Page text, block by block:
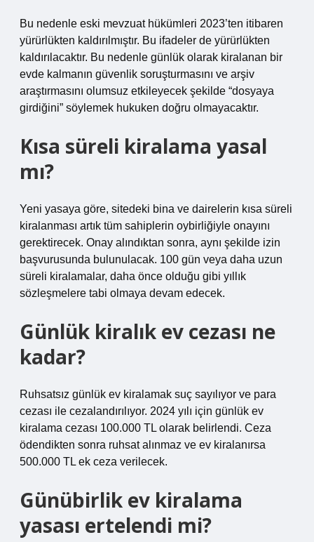
Bu nedenle eski mevzuat hükümleri 2023’ten itibaren
yürürlükten kaldırılmıştır. Bu ifadeler de yürürlükten
kaldırılacaktır. Bu nedenle günlük olarak kiralanan bir
evde kalmanın güvenlik soruşturmasını ve arşiv
araştırmasını olumsuz etkileyecek şekilde “dosyaya
girdiğini” söylemek hukuken doğru olmayacaktır.
Kısa süreli kiralama yasal
mı?
Yeni yasaya göre, sitedeki bina ve dairelerin kısa süreli
kiralanması artık tüm sahiplerin oybirliğiyle onayını
gerektirecek. Onay alındıktan sonra, aynı şekilde izin
başvurusunda bulunulacak. 100 gün veya daha uzun
süreli kiralamalar, daha önce olduğu gibi yıllık
sözleşmelere tabi olmaya devam edecek.
Günlük kiralık ev cezası ne
kadar?
Ruhsatsız günlük ev kiralamak suç sayılıyor ve para
cezası ile cezalandırılıyor. 2024 yılı için günlük ev
kiralama cezası 100.000 TL olarak belirlendi. Ceza
ödendikten sonra ruhsat alınmaz ve ev kiralanırsa
500.000 TL ek ceza verilecek.
Günübirlik ev kiralama
yasası ertelendi mi?